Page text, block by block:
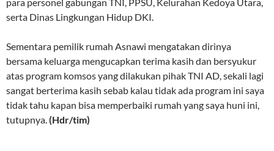
serta Dinas Lingkungan Hidup DKI.
Sementara pemilik rumah Asnawi mengatakan dirinya
bersama keluarga mengucapkan terima kasih dan bersyukur
atas program komsos yang dilakukan pihak TNI AD, sekali lagi
sangat berterima kasih sebab kalau tidak ada program ini saya
tidak tahu kapan bisa memperbaiki rumah yang saya huni ini,
tutupnya. (Hdr/tim)